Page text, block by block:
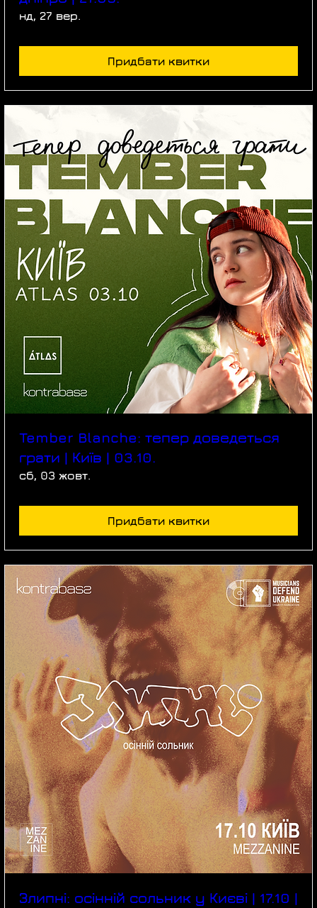
нд, 27 вер.
Придбати квитки
Tember Blanche: тепер доведеться
грати | Київ | 03.10.
сб, 03 жовт.
Придбати квитки
Злипні: осінній сольник у Києві | 17.10 |